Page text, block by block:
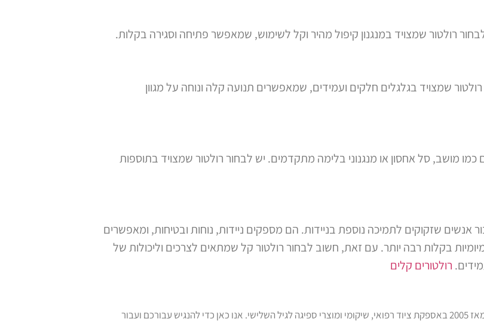
רולטור שמצויד במנגנון קיפול מהיר וקל לשימוש, שמאפשר פתיחה וסגירה בקלות.
שמצויד בגלגלים חלקים ועמידים, שמאפשרים תנועה קלה ונוחה על מגוון
כמו מושב, סל אחסון או מנגנוני בלימה מתקדמים. יש לבחור רולטור שמצויד בתוספות
אנשים שזקוקים לתמיכה נוספת בניידות. הם מספקים ניידות, נוחות ובטיחות, ומאפשרים
בקלות רבה יותר. עם זאת, חשוב לבחור רולטור קל שמתאים לצרכים וליכולות של
רולטורים קלים
נכתב על ידי צוות דנ-אל, המובילה בארץ מאז 2005 באספקת ציוד רפואי, שיקומי ומוצרי ספיגה לגיל השלישי. אנו כאן כדי להנגיש עבורכם ועבור